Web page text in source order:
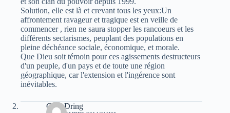
Solution, elle est là et crevant tous les yeux:Un
affrontement ravageur et tragique est en veille de
commencer , rien ne saura stopper les rancoeurs et les
différents sectarismes, peuplant des populations en
pleine déchéance sociale, économique, et morale.
Que Dieu soit témoin pour ces agissements destructeurs
d'un peuple, d'un pays et de toute une région
géographique, car l'extension et l'ingérence sont
inévitables.
Guel Dring